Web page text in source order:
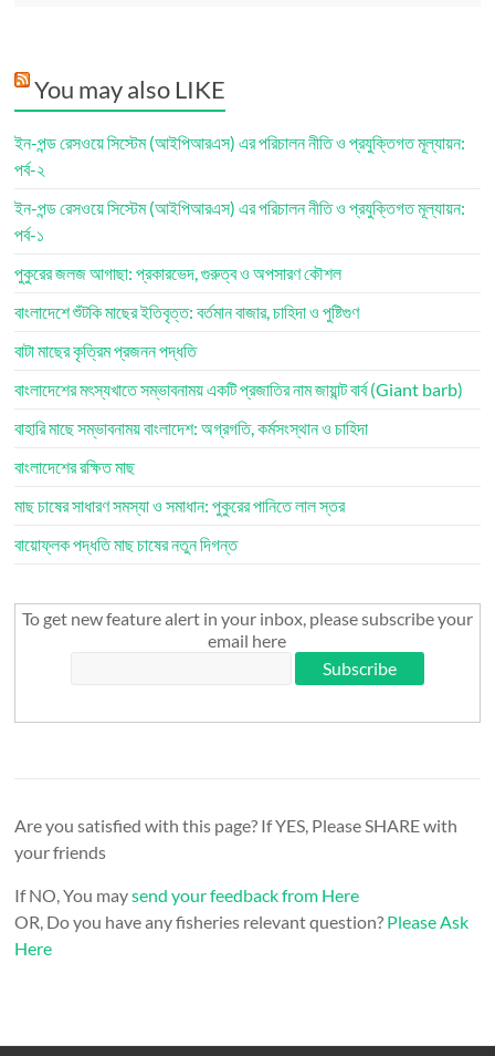
You may also LIKE
ইন-পন্ড রেসওয়ে সিস্টেম (আইপিআরএস) এর পরিচালন নীতি ও প্রযুক্তিগত মূল্যায়ন:
পর্ব-২
ইন-পন্ড রেসওয়ে সিস্টেম (আইপিআরএস) এর পরিচালন নীতি ও প্রযুক্তিগত মূল্যায়ন:
পর্ব-১
পুকুরের জলজ আগাছা: প্রকারভেদ, গুরুত্ব ও অপসারণ কৌশল
বাংলাদেশে শুঁটকি মাছের ইতিবৃত্ত: বর্তমান বাজার, চাহিদা ও পুষ্টিগুণ
বাটা মাছের কৃত্রিম প্রজনন পদ্ধতি
বাংলাদেশের মৎস্যখাতে সম্ভাবনাময় একটি প্রজাতির নাম জায়ান্ট বার্ব (Giant barb)
বাহারি মাছে সম্ভাবনাময় বাংলাদেশ: অগ্রগতি, কর্মসংস্থান ও চাহিদা
বাংলাদেশের রক্ষিত মাছ
মাছ চাষের সাধারণ সমস্যা ও সমাধান: পুকুরের পানিতে লাল স্তর
বায়োফ্লক পদ্ধতি মাছ চাষের নতুন দিগন্ত
To get new feature alert in your inbox, please subscribe your
email here
Are you satisfied with this page? If YES, Please SHARE with
your friends
If NO, You maysend your feedback from Here
OR, Do you have any fisheries relevant question? Please Ask
Here